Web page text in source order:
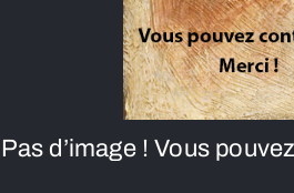
Pas d’image ! Vous